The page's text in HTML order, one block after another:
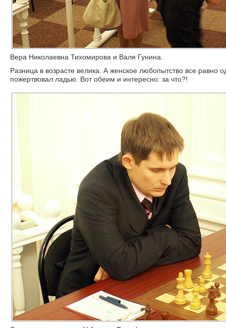
Вера Николаевна Тихомирова и Валя Гунина.
Разница в возрасте велика. А женское любопытство все равно
пожертвовал ладью. Вот обеим и интересно: за что?!